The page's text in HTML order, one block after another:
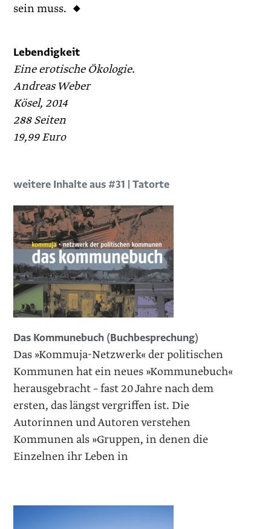
sein muss. ◆
Lebendigkeit
Eine erotische Ökologie.
Andreas Weber
Kösel, 2014
288 Seiten
19,99 Euro
weitere Inhalte aus #31 | Tatorte
Das Kommunebuch (Buchbesprechung)
Das »Kommuja-Netzwerk« der politischen
Kommunen hat ein neues »Kommunebuch«
herausgebracht – fast 20 Jahre nach dem
ersten, das längst vergriffen ist. Die
Autorinnen und Autoren verstehen
Kommunen als »Gruppen, in denen die
Einzelnen ihr Leben in